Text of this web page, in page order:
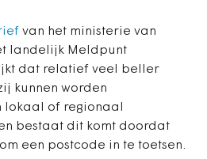
van het ministerie van
landelijk Meldpunt
dat relatief veel beller
kunnen worden
lokaal of regionaal
bestaat dit komt doordat
een postcode in te toetsen.